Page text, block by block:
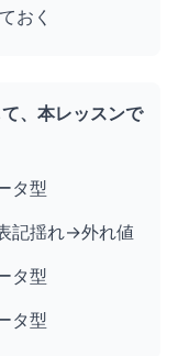
おく
、本レッスンで
タ型
記揺れ→外れ値
タ型
タ型